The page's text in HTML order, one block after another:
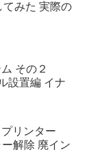
てみた 実際の
その２
設置編 イナ
リンター
解除 廃イン